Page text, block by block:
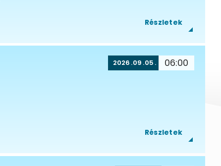
Részletek
2026 09 05 06:00
Részletek